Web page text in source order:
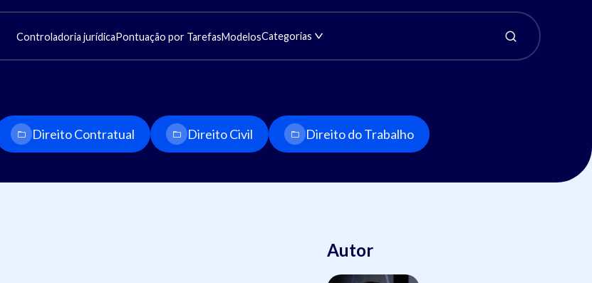
Controladoria jurídicaPontuação por TarefasModelosCategorias
Direito Contratual Direito Civil Direito do Trabalho
Autor